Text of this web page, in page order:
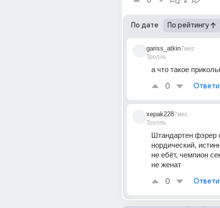
По дате По рейтингу
gariss_atkin
Тролль
7мес
а что такое
0
xepak228
Тролль
7мес
Штандартен фэрер
нордический,
не ебёт, чемпион
не женат
0